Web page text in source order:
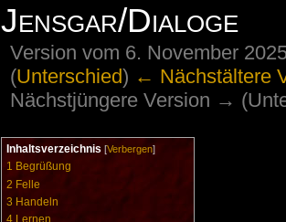
Jensgar/Dialoge
Version vom 6. November
(Unterschied) ← Nächstältere
Nächstjüngere Version →
Inhaltsverzeichnis [Verbergen]
1 Begrüßung
2 Felle
3 Handeln
4 Lernen